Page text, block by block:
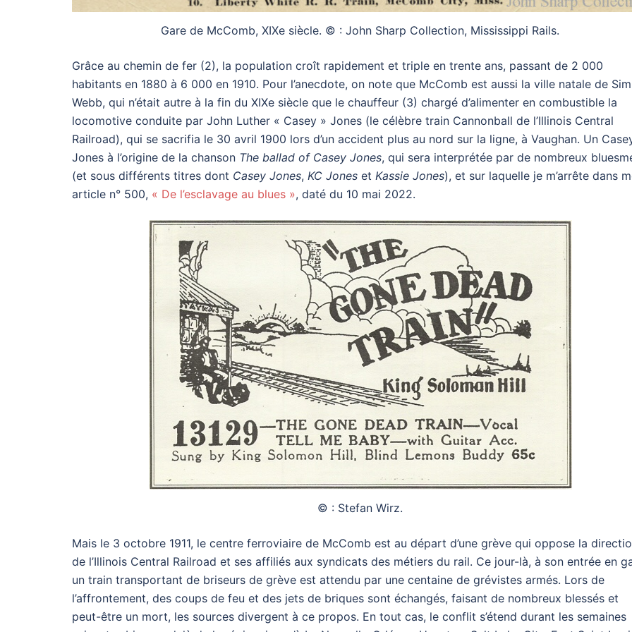
Gare de McComb, XIXe siècle. © : John Sharp Collection, Mississippi Rails.
Grâce au chemin de fer (2), la population croît rapidement et triple en trente ans, passant de 2 000
habitants en 1880 à 6 000 en 1910. Pour l’anecdote, on note que McComb est aussi la ville natale de Sim
Webb, qui n’était autre à la fin du XIXe siècle que le chauffeur (3) chargé d’alimenter en combustible la
locomotive conduite par John Luther « Casey » Jones (le célèbre train Cannonball de l’Illinois Central
Railroad), qui se sacrifia le 30 avril 1900 lors d’un accident plus au nord sur la ligne, à Vaughan. Un
Jones à l’origine de la chanson The ballad of Casey Jones, qui sera interprétée par de nombreux
(et sous différents titres dont Casey Jones, KC Jones et Kassie Jones), et sur laquelle je m’arrête dans
article n° 500, « De l’esclavage au blues », daté du 10 mai 2022.
© : Stefan Wirz.
Mais le 3 octobre 1911, le centre ferroviaire de McComb est au départ d’une grève qui oppose la
de l’Illinois Central Railroad et ses affiliés aux syndicats des métiers du rail. Ce jour-là, à son entrée en
un train transportant de briseurs de grève est attendu par une centaine de grévistes armés. Lors de
l’affrontement, des coups de feu et des jets de briques sont échangés, faisant de nombreux blessés et
peut-être un mort, les sources divergent à ce propos. En tout cas, le conflit s’étend durant les semaines